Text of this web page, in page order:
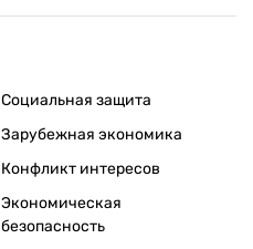
Социальная защита
Зарубежная экономика
Конфликт интересов
Экономическая
безопасность